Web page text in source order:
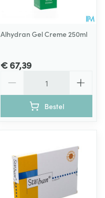
Alhydran Gel Creme 250ml
€ 67,39
Bestel